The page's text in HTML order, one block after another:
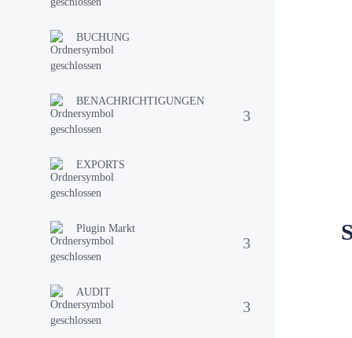
BUCHUNG
BENACHRICHTIGUNGEN
EXPORTS
Plugin Markt
AUDIT